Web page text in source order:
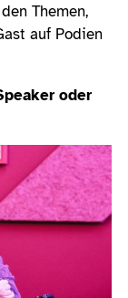
Themen,
auf Podien
oder